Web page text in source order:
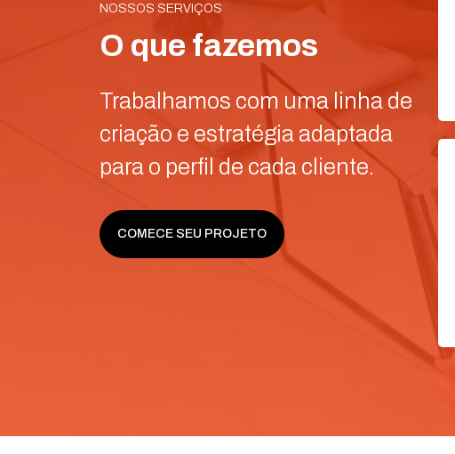
NOSSOS SERVIÇOS
O que fazemos
Trabalhamos com uma linha de
criação e estratégia adaptada
para o perfil de cada cliente.
COMECE SEU PROJETO